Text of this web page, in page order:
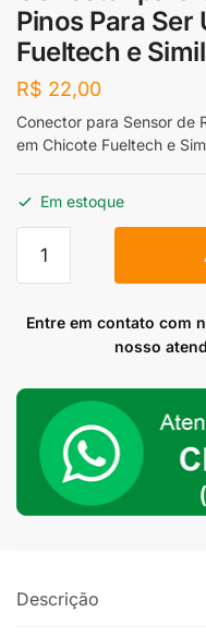
Pinos Para
Fueltech e
R$ 22,00
Conector para Sensor de
em Chicote Fueltech e
Em estoque
para
de
Pinos
Para
Ser
Utilizado
Similares
Entre em contato com
nosso
Descrição